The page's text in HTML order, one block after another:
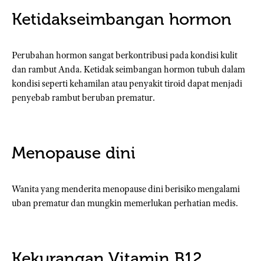
Ketidakseimbangan hormon
Perubahan hormon sangat berkontribusi pada kondisi kulit
dan rambut Anda. Ketidak seimbangan hormon tubuh dalam
kondisi seperti kehamilan atau penyakit tiroid dapat menjadi
penyebab rambut beruban prematur.
Menopause dini
Wanita yang menderita menopause dini berisiko mengalami
uban prematur dan mungkin memerlukan perhatian medis.